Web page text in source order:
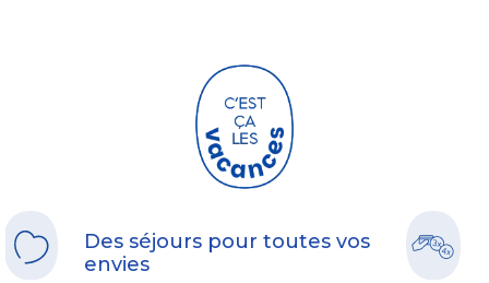
Des séjours pour toutes vos
envies